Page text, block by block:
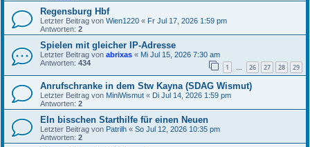
Regensburg Hbf
Letzter Beitrag von Wien1220 « Fr Jul 17, 2026 1:59 pm
Antworten: 2
Spielen mit gleicher IP-Adresse
Letzter Beitrag von abrixas « Mi Jul 15, 2026 7:30 am
Antworten: 434 1 … 26 27 28 29
Anrufschranke in dem Stw Kayna (SDAG Wismut)
Letzter Beitrag von MiniWismut « Di Jul 14, 2026 1:59 pm
Antworten: 2
EIn bisschen Starthilfe für einen Neuen
Letzter Beitrag von Patrilh « So Jul 12, 2026 10:35 pm
Antworten: 2